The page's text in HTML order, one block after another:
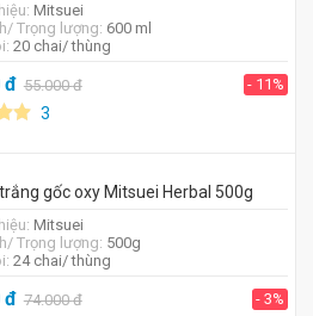
Mitsuei
Trọng lượng: 600 ml
20 chai/ thùng
đ 55.000đ - 11%
3
gốc oxy Mitsuei Herbal 500g
Mitsuei
Trọng lượng: 500g
24 chai/ thùng
đ 74.000đ - 3%